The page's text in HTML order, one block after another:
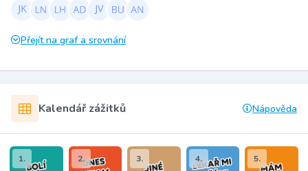
Přejít na graf a srovnání
Kalendář zážitků Nápověda
1. 2. 3. 4. 5.